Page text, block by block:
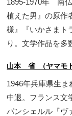
植えた男』の原作
様』『いかさまト
り。文学作品を多
山本 省 （ヤマモト
1946年兵庫県生
中退。フランス文
パンシェルル『ヴ